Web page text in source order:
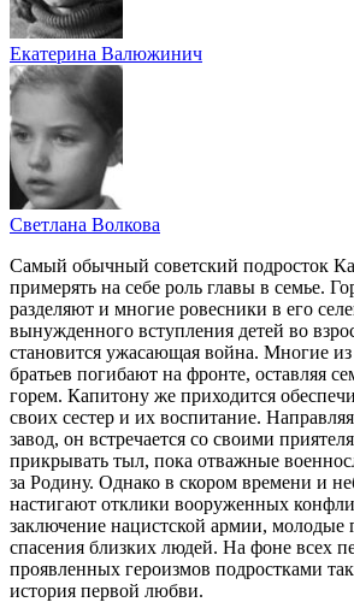
Екатерина Валюжинич
Светлана Волкова
Самый обычный советский подросток
примерять на себе роль главы в семье.
разделяют и многие ровесники в его
вынужденного вступления детей во
становится ужасающая война. Многие
братьев погибают на фронте, оставляя
горем. Капитону же приходится
своих сестер и их воспитание.
завод, он встречается со своими
прикрывать тыл, пока отважные
за Родину. Однако в скором времени и
настигают отклики вооруженных
заключение нацистской армии, молодые
спасения близких людей. На фоне всех
проявленных героизмов подростками
история первой любви.